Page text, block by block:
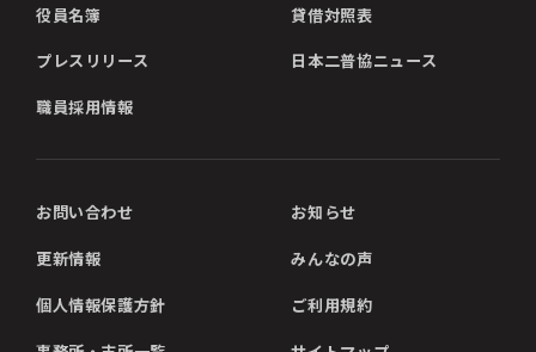
役員名簿 貸借対照表
プレスリリース 日本二普協ニュース
職員採用情報
お問い合わせ お知らせ
更新情報 みんなの声
個人情報保護方針 ご利用規約